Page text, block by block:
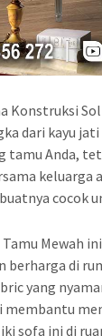
Konstruksi
dari kayu
tamu Anda,
cocok
Mewah
di
yang
sofa ini di